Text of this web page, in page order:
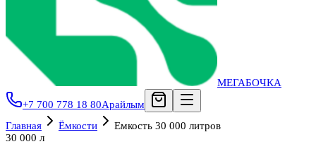
МЕГАБОЧКА
+7 700 778 18 80Арайлым
Главная
Ёмкости
Емкость 30 000 литров
30 000 л